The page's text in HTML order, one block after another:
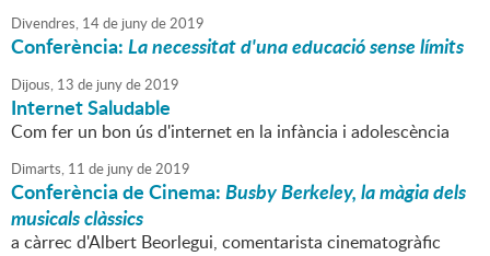
Divendres, 14de junyde2019
Conferència:La necessitat d'una educació sense límits
Dijous, 13 de junyde2019
Internet Saludable
Com fer un bon ús d'internet en la infància i adolescència
Dimarts, 11 de junyde2019
Conferència de Cinema:Busby Berkeley, la màgia dels
musicals clàssics
a càrrec d'Albert Beorlegui, comentarista cinematogràfic